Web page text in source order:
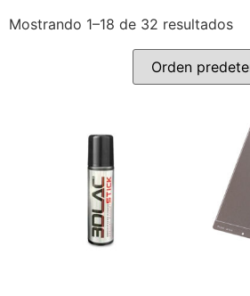
Mostrando 1–18 de 32 resultados